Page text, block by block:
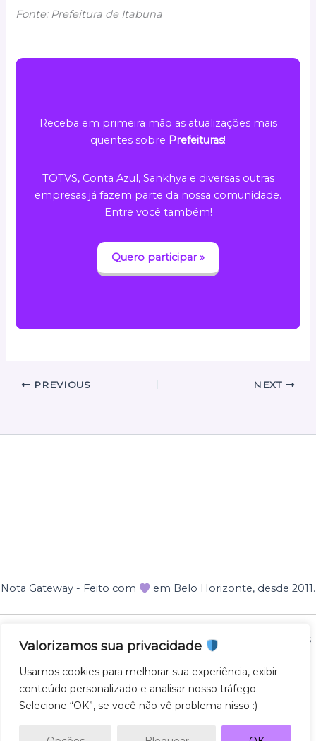
Valorizamos sua privacidade
Usamos cookies para melhorar sua experiência, exibir
conteúdo personalizado e analisar nosso tráfego.
Selecione “OK”, se você não vê problema nisso :)
Fonte: Prefeitura de Itabuna
Receba em primeira mão as atualizações mais
quentes sobre Prefeituras!
TOTVS, Conta Azul, Sankhya e diversas outras
empresas já fazem parte da nossa comunidade.
Entre você também!
Quero participar »
PREVIOUS NEXT
Nota Gateway - Feito com em Belo Horizonte, desde 2011.
Nota Gateway — 2011 - 2025 © Todos os direitos reservados
NOTA GATEWAY DESENVOLVIMENTO DE SOFTWARES
LTDA
CNPJ 57.743.975/0001-27
AV. GETULIO VARGAS 671 - SL500, SAVASSI, 30112-021,